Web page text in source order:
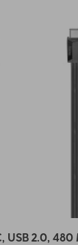
USB 2.0, 480